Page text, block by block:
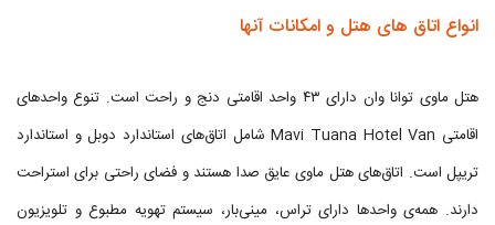
انواع اتاق های هتل و امکانات آنها
هتل ماوی توانا وان دارای ۴۳ واحد اقامتی دنج و راحت است. تنوع واحدهای
اقامتی Mavi Tuana Hotel Van شامل اتاق‌های استاندارد دوبل و استاندارد
تریپل است. اتاق‌های هتل ماوی عایق صدا هستند و فضای راحتی برای استراحت
دارند. همه‌ی واحدها دارای تراس، مینی‌بار، سیستم تهویه مطبوع و تلویزیون